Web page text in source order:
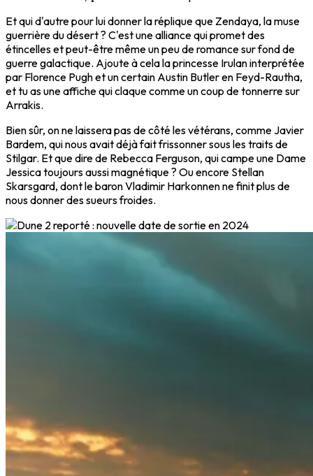
Et qui d'autre pour lui donner la réplique que Zendaya, la muse
guerrière du désert ? C'est une alliance qui promet des
étincelles et peut-être même un peu de romance sur fond de
guerre galactique. Ajoute à cela la princesse Irulan interprétée
par Florence Pugh et un certain Austin Butler en Feyd-Rautha,
et tu as une affiche qui claque comme un coup de tonnerre sur
Arrakis.
Bien sûr, on ne laissera pas de côté les vétérans, comme Javier
Bardem, qui nous avait déjà fait frissonner sous les traits de
Stilgar. Et que dire de Rebecca Ferguson, qui campe une Dame
Jessica toujours aussi magnétique ? Ou encore Stellan
Skarsgard, dont le baron Vladimir Harkonnen ne finit plus de
nous donner des sueurs froides.